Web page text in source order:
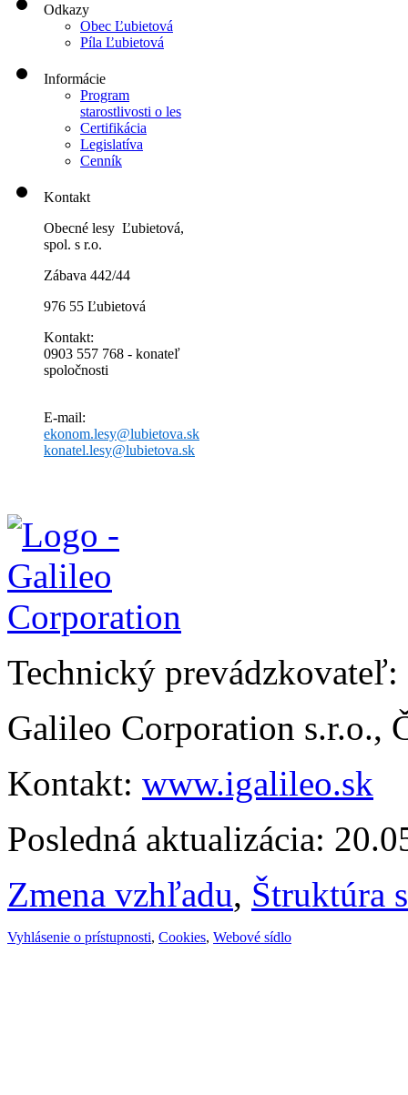
Odkazy
Obec Ľubietová
Píla Ľubietová
Informácie
Program
starostlivosti o les
Certifikácia
Legislatíva
Cenník
Kontakt
Obecné lesy Ľubietová,
spol. s r.o.
Zábava 442/44
976 55 Ľubietová
Kontakt:
0903 557 768 - konateľ
spoločnosti
E-mail:
ekonom.lesy@lubietova.sk
konatel.lesy@lubietova.sk
Technický prevádzkovateľ:
Galileo Corporation s.r.o.,
Kontakt: www.igalileo.sk
Posledná aktualizácia:
Zmena vzhľadu, Štruktúra
Vyhlásenie o prístupnosti, Cookies, Webové sídlo